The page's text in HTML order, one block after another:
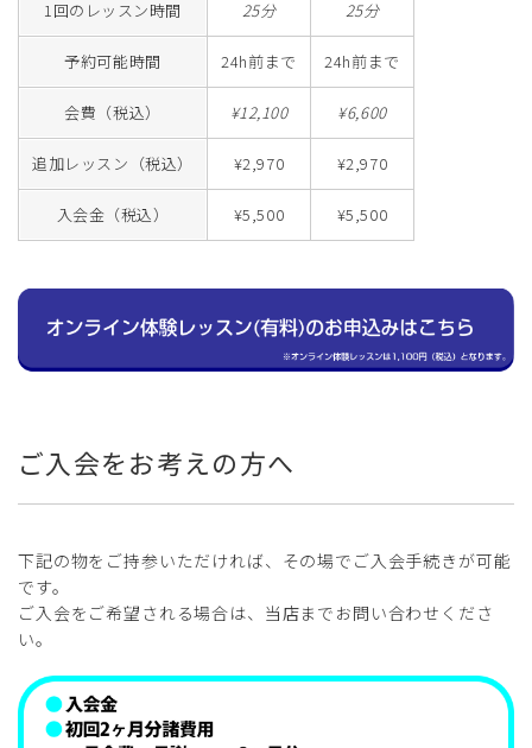
1回のレッスン時間 25分 25分
予約可能時間 24h前まで 24h前まで
会費（税込） ¥12,100 ¥6,600
追加レッスン（税込） ¥2,970 ¥2,970
入会金（税込） ¥5,500 ¥5,500
ご入会をお考えの方へ
下記の物をご持参いただければ、その場でご入会手続きが可能
です。
ご入会をご希望される場合は、当店までお問い合わせくださ
い。